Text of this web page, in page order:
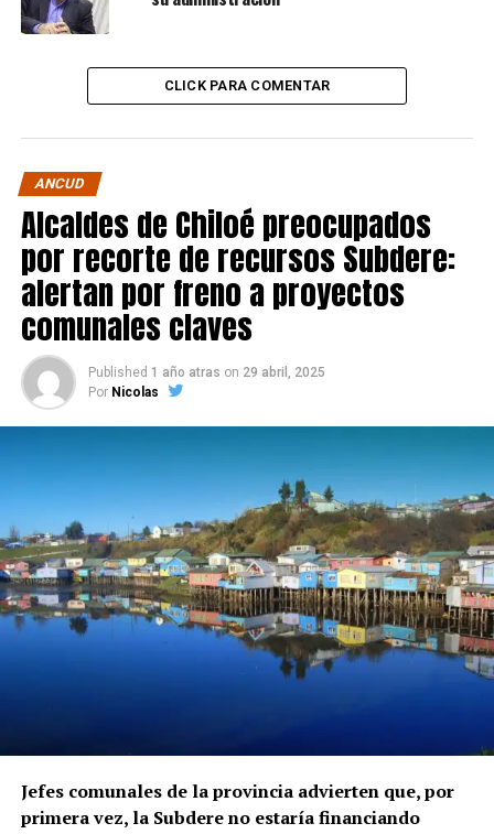
CLICK PARA COMENTAR
ANCUD
Alcaldes de Chiloé preocupados
por recorte de recursos Subdere:
alertan por freno a proyectos
comunales claves
Published 1 año atras on 29 abril, 2025
Por Nicolas
Jefes comunales de la provincia advierten que, por
primera vez, la Subdere no estaría financiando